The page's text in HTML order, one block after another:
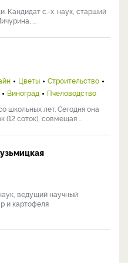
Кандидат с.-х. наук, старший
...
Цветы
Строительство
Виноград
Пчеловодство
школьных лет. Сегодня она
соток), совмещая ...
ведущий научный
и картофеля